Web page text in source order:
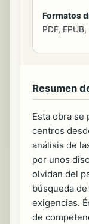
Formatos
PDF,
Resumen
Esta obra se
centros
análisis de
por unos
olvidan del
búsqueda
exigencias.
de